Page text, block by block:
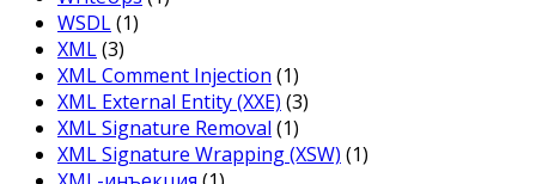
WSDL(1)
XML(3)
XML Comment Injection (1)
XML External Entity (XXE) (3)
XML Signature Removal (1)
XML Signature Wrapping (XSW) (1)